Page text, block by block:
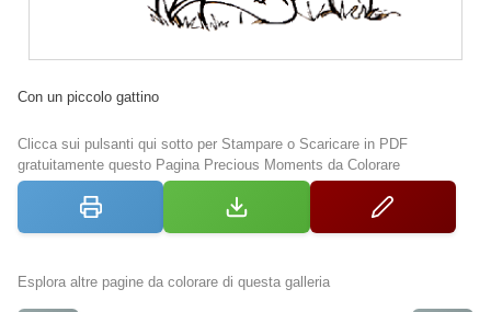
Con un piccolo gattino
Clicca sui pulsanti qui sotto per Stampare o Scaricare in PDF
gratuitamente questo Pagina Precious Moments da Colorare
Esplora altre pagine da colorare di questa galleria